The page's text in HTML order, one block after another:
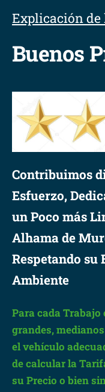
Explicación de
Buenos
Contribuimos
Esfuerzo,
un Poco más
Alhama de
Respetando
Ambiente
Para cada
grandes,
el vehículo
de calcular la
su Precio o bien